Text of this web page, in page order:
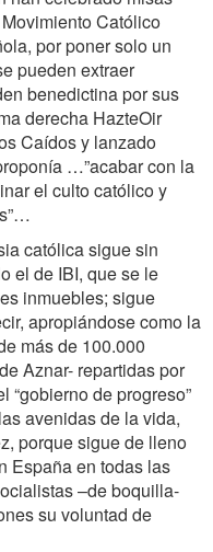
Católico
por poner solo un
pueden extraer
benedictina por sus
derecha HazteOir
Caídos y lanzado
…”acabar con la
el culto católico y
católica sigue sin
el de IBI, que se le
inmuebles; sigue
apropiándose como la
más de 100.000
Aznar- repartidas por
“gobierno de progreso”
avenidas de la vida,
porque sigue de lleno
España en todas las
–de boquilla-
su voluntad de